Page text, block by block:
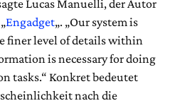
Lucas Manuelli, der Autor
Engadget„. „Our system is
finer level of details within
is necessary for doing
tasks.“ Konkret bedeutet
nach die